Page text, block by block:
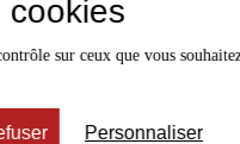
cookies
sur ceux que vous
Personnaliser